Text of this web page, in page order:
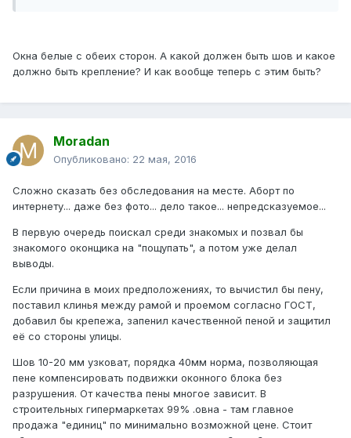
Окна белые c обеих сторон. А какой должен быть шов и какое
должно быть крепление? И как вообще теперь с этим быть?
Moradan
Опубликовано: 22 мая, 2016
Сложно сказать без обследования на месте. Аборт по
интернету... даже без фото... дело такое... непредсказуемое...
В первую очередь поискал среди знакомых и позвал бы
знакомого оконщика на "пощупать", а потом уже делал
выводы.
Если причина в моих предположениях, то вычистил бы пену,
поставил клинья между рамой и проемом согласно ГОСТ,
добавил бы крепежа, запенил качественной пеной и защитил
её со стороны улицы.
Шов 10-20 мм узковат, порядка 40мм норма, позволяющая
пене компенсировать подвижки оконного блока без
разрушения. От качества пены многое зависит. В
строительных гипермаркетах 99% .овна - там главное
продажа "единиц" по минимально возможной цене. Стоит